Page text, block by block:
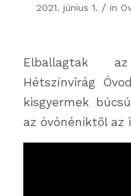
2021. június 1. / in
Elballagtak
Hétszínvirág
kisgyermek
az óvónéniktől az